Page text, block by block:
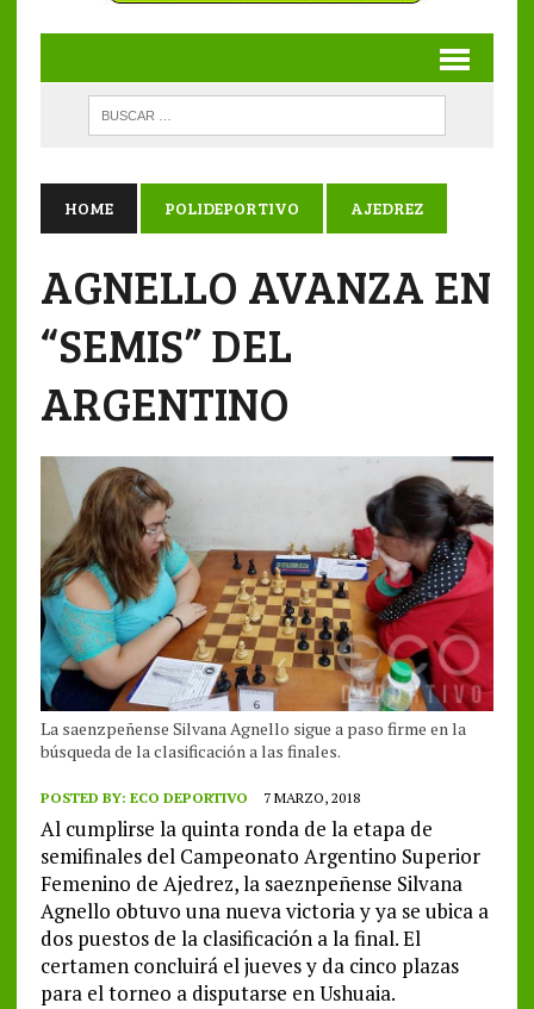
HOME POLIDEPORTIVO AJEDREZ
AGNELLO AVANZA EN
“SEMIS” DEL
ARGENTINO
La saenzpeñense Silvana Agnello sigue a paso firme en la
búsqueda de la clasificación a las finales.
POSTED BY: ECO DEPORTIVO 7 MARZO, 2018
Al cumplirse la quinta ronda de la etapa de
semifinales del Campeonato Argentino Superior
Femenino de Ajedrez, la saeznpeñense Silvana
Agnello obtuvo una nueva victoria y ya se ubica a
dos puestos de la clasificación a la final. El
certamen concluirá el jueves y da cinco plazas
para el torneo a disputarse en Ushuaia.